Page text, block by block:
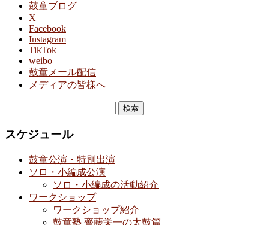
鼓童ブログ
X
Facebook
Instagram
TikTok
weibo
鼓童メール配信
メディアの皆様へ
スケジュール
鼓童公演・特別出演
ソロ・小編成公演
ソロ・小編成の活動紹介
ワークショップ
ワークショップ紹介
鼓童塾 齊藤栄一の太鼓篇